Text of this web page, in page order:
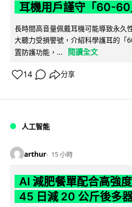
耳機用戶謹守「60-
長時間高音量佩戴耳機可能導致永久
大聽力受損警號，介紹科學護耳的「
置防護功能，...
閱讀全文
14 分享
人工智能
arthur 15 小時
AI 減肥餐單配合高強
45 日減 20 公斤後多